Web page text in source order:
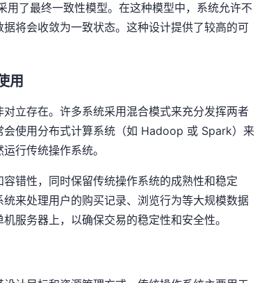
了最终一致性模型。在这种模型中，系统允许不
将会收敛为一致状态。这种设计提供了较高的可
用
立存在。许多系统采用混合模式来充分发挥两者
使用分布式计算系统（如 Hadoop 或 Spark）来
行传统操作系统。
错性，同时保留传统操作系统的成熟性和稳定
来处理用户的购买记录、浏览行为等大规模数据
服务器上，以确保交易的稳定性和安全性。